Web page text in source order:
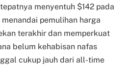
menyentuh $142 pada
pemulihan harga
terakhir dan memperkuat
belum kehabisan nafas
cukup jauh dari all-time